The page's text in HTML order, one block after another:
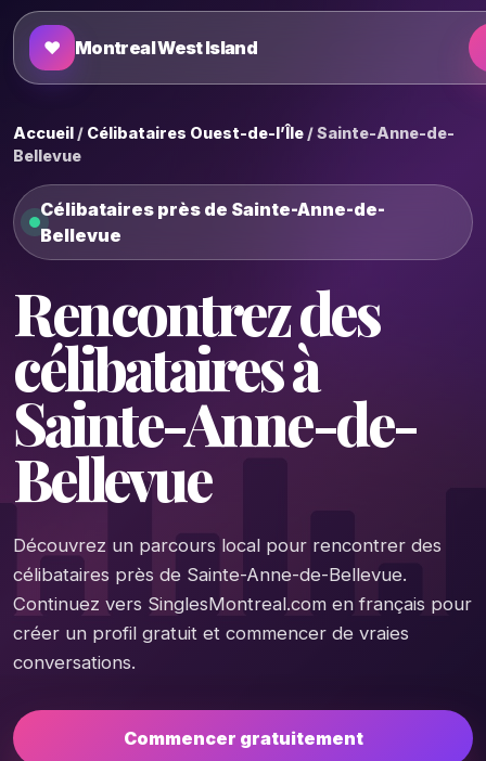
♥ Montreal West Island
Accueil / Célibataires Ouest-de-l’Île / Sainte-Anne-de-
Bellevue
Célibataires près de Sainte-Anne-de-
Bellevue
Rencontrez des
célibataires à
Sainte-Anne-de-
Bellevue
Découvrez un parcours local pour rencontrer des
célibataires près de Sainte-Anne-de-Bellevue.
Continuez vers SinglesMontreal.com en français pour
créer un profil gratuit et commencer de vraies
conversations.
Commencer gratuitement